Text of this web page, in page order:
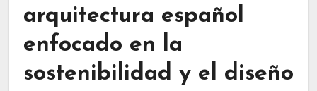
arquitectura español
enfocado en la
sostenibilidad y el diseño